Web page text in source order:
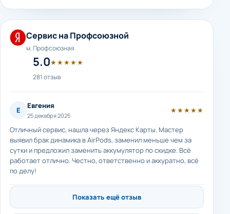
Сервис на Профсоюзной
м. Профсоюзная
5.0★★★★★
281 отзыв
Е Евгения
25 декабря 2025
★★★★★
Отличный сервис, нашла через Яндекс Карты. Мастер
выявил брак динамика в AirPods, заменил меньше чем за
сутки и предложил заменить аккумулятор по скидке. Всё
работает отлично. Честно, ответственно и аккуратно, всё
по делу!
Показать ещё отзыв